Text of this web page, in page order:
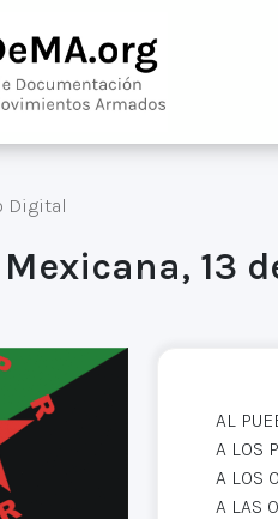
Digital
13
AL
A LOS
A LOS
A LAS